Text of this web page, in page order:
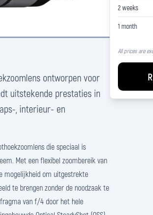
ontworpen voor
uitstekende prestaties in
, interieur- en
die speciaal is
Met een flexibel zoombereik van
mogelijkheid om uitgestrekte
te brengen zonder de noodzaak te
van f/4 door het hele
2 weeks
1 month
All prices are